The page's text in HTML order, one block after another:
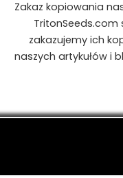
Zakaz kopiowania
TritonSeeds.com
zakazujemy ich
naszych artykułów i
konopiach